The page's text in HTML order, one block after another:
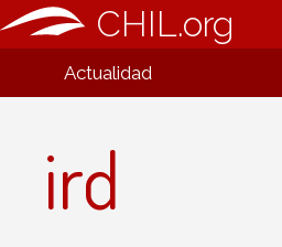
CHIL.org
Actualidad
ird